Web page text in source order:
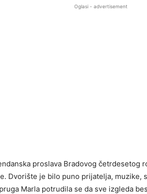
Oglasi - advertisement
proslava Bradovog četrdesetog
Dvorište je bilo puno prijatelja, muzike,
Marla potrudila se da sve izgleda